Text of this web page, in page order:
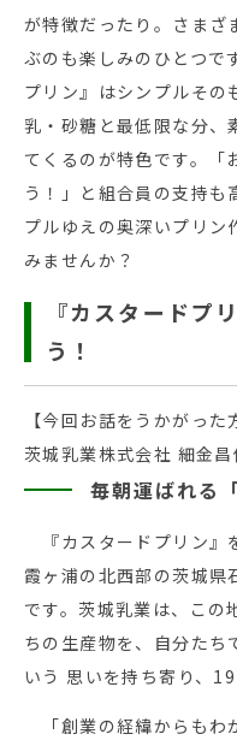
が特徴だったり。さまざ
ぶのも楽しみのひとつで
プリン』はシンプルその
乳・砂糖と最低限な分、
てくるのが特色です。「
う！」と組合員の支持も
プルゆえの奥深いプリン
みませんか？
『カスタードプ
う！
【今回お話をうかがっ
茨城乳業株式会社 細金昌
毎朝運ばれる
『カスタードプリン』
霞ヶ浦の北西部の茨城県
です。茨城乳業は、この
ちの生産物を、自分たち
いう 思いを持ち寄り、
「創業の経緯からもわ